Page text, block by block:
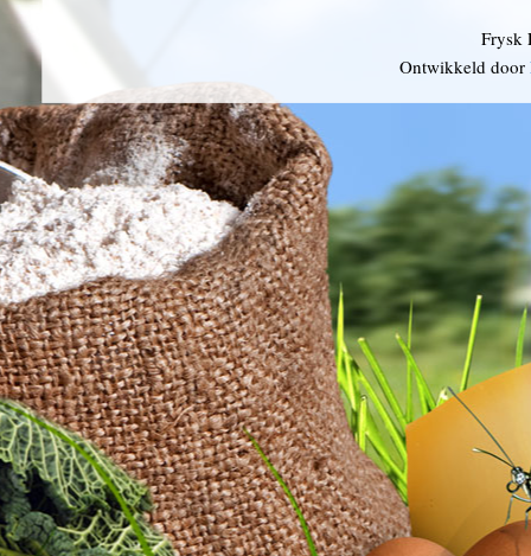
Frysk
Ontwikkeld door